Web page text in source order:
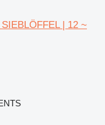
| 12 ~